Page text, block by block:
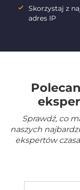
Skorzystaj z
adres IP
Sprawdź, co
naszych
ekspertów